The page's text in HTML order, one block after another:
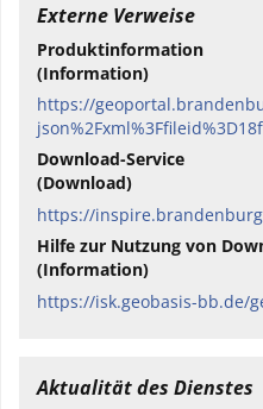
Externe Verweise
Produktinformation
(Information)
https://
Download-Service
(Download)
https://
Hilfe zur Nutzung von
(Information)
https://isk.geobasis-bb.de/
Aktualität des Dienstes